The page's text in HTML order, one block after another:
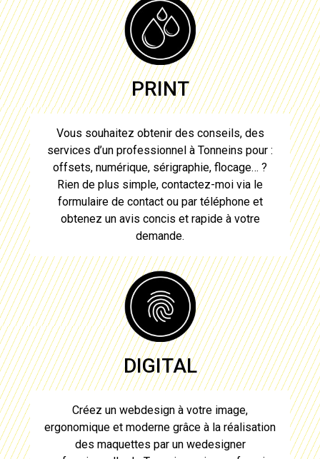
PRINT
Vous souhaitez obtenir des conseils, des
services d’un professionnel à Tonneins pour :
offsets, numérique, sérigraphie, flocage… ?
Rien de plus simple, contactez-moi via le
formulaire de contact ou par téléphone et
obtenez un avis concis et rapide à votre
demande.
DIGITAL
Créez un webdesign à votre image,
ergonomique et moderne grâce à la réalisation
des maquettes par un wedesigner